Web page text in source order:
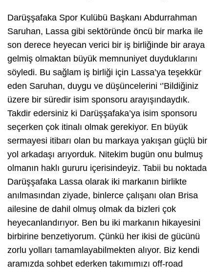
Darüşşafaka Spor Kulübü Başkanı Abdurrahman
Saruhan, Lassa gibi sektöründe öncü bir marka ile
son derece heyecan verici bir iş birliğinde bir araya
gelmiş olmaktan büyük memnuniyet duyduklarını
söyledi. Bu sağlam iş birliği için Lassa’ya teşekkür
eden Saruhan, duygu ve düşüncelerini ‘’Bildiğiniz
üzere bir süredir isim sponsoru arayışındaydık.
Takdir edersiniz ki Darüşşafaka’ya isim sponsoru
seçerken çok itinalı olmak gerekiyor. En büyük
sermayesi itibarı olan bu markaya yakışan güçlü bir
yol arkadaşı arıyorduk. Nitekim bugün onu bulmuş
olmanın haklı gururu içerisindeyiz. Tabii bu noktada
Darüşşafaka Lassa olarak iki markanın birlikte
anılmasından ziyade, binlerce çalışanı olan Brisa
ailesine de dahil olmuş olmak da bizleri çok
heyecanlandırıyor. Ben bu iki markanın hikayesini
birbirine benzetiyorum. Çünkü her ikisi de gücünü
zorlu yolları tamamlayabilmekten alıyor. Biz kendi
aramızda sohbet ederken takımımızı off-road